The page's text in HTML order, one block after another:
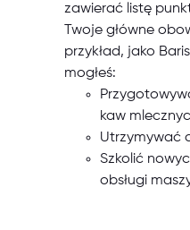
zawierać listę
Twoje główne
przykład, jako
mogłeś:
kaw
Utrzymywać
Szkolić
obsługi